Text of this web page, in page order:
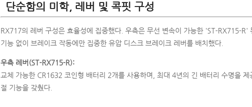
단순함의 미학, 레버 및 콕핏 구성
RX717의 레버 구성은 효율성에 집중했다. 우측은 무선 변속이 가능한 'ST-RX715-R'
기능 없이 브레이크 작동에만 집중한 유압 디스크 브레이크 레버를 배치했다.
우측 레버(ST-RX715-R):
교체 가능한 CR1632 코인형 배터리 2개를 사용하며, 최대 4년의 긴 배터리 수명을
절 기능을 갖췄다.